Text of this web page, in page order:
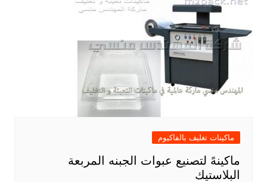
ماكينات تغليف بالفاكيوم
ماكينهً لتصنيع عبوات الجبنه المربعة
البلاستيك